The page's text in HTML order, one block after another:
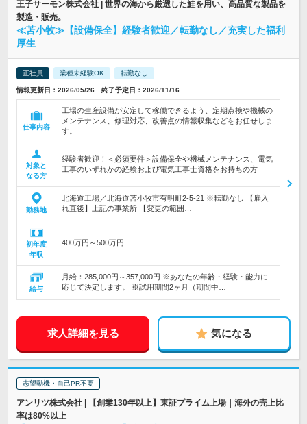
王子サーモン株式会社 | 世界の海から厳選した鮭を用い、高品質な製品を
製造・販売。
≪苫小牧≫【設備保全】経験者歓迎／転勤なし／充実した福利
厚生
正社員 業種未経験OK 転勤なし
情報更新日：2026/05/26 終了予定日：2026/11/16
仕事内容
工場の生産設備が安定して稼働できるよう、定期点検や機械の
メンテナンス、修理対応、改善点の情報収集などをお任せしま
す。
対象と
なる方
経験者歓迎！＜必須要件＞設備保全や機械メンテナンス、電気
工事のいずれかの経験および電気工事士資格をお持ちの方
勤務地
北海道工場／北海道苫小牧市有明町2-5-21 ※転勤なし 【雇入
れ直後】上記の事業所 【変更の範囲…
初年度
年収
400万円～500万円
給与
月給：285,000円～357,000円 ※あなたの年齢・経験・能力に
応じて決定します。 ※試用期間2ヶ月（期間中…
求人詳細を見る 気になる
志望動機・自己PR不要
アンリツ株式会社 | 【創業130年以上】東証プライム上場｜海外の売上比
率は80%以上